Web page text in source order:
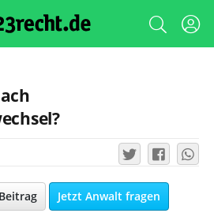
Jetzt Anwalt fragen